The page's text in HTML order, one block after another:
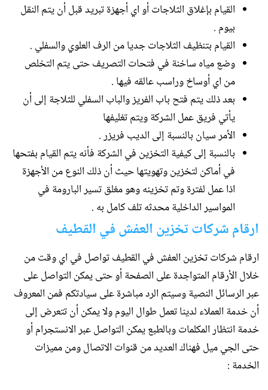
القيام بإغلاق الثلاجات أو اي أجهزة تبريد قبل أن يتم النقل
بيوم .
القيام بتنظيف الثلاجات جديا من الرف العلوي والسفلي .
وضع مياه ساخنة في فتحات التصريف حتى يتم التخلص
من اي أوساخ وراسب عالقه فيها .
بعد ذلك يتم فتح باب الفريز والباب السفلي للثلاجة إلى أن
يأتي فريق عمل الشركة ويتم تغليفها
الأمر سيان بالنسبة إلى الديب فريزر .
بالنسبة إلى كيفية التخزين في الشركة فأنه يتم القيام بفتحها
في أماكن لتخزين وتهويتها حيث أن ذلك النوع من الأجهزة
اذا عمل لفترة وتم تخزينه وهو مغلق تسير البارومة في
المواسير الداخلية محدثه تلف كامل به .
ارقام شركات تخزين العفش في القطيف
ارقام شركات تخزين العفش في القطيف تواصل في اي وقت من
خلال الأرقام المتواجدة على الصفحة أو حتى يمكن التواصل على
عبر الرسائل النصية وسيتم الرد مباشرة على سيادتكم فمن المعروف
أن خدمة العملاء لدينا تعمل طوال اليوم ولا يمكن أن تتعرض إلى
خدمة انتظار المكلمات وبالطبع يمكن التواصل عبر الانستجرام أو
حتى الجي ميل فهناك العديد من قنوات الاتصال ومن مميزات
الخدمة :